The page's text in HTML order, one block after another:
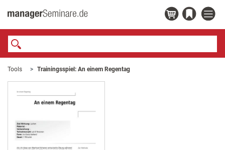
Tools Trainingsspiel: An einem Regentag